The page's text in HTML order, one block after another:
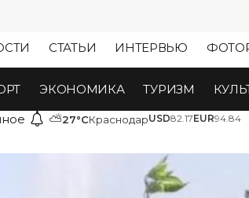
СТАТЬИ ИНТЕРВЬЮ
ЭКОНОМИКА ТУРИЗМ
⛅27°CКраснодарUSD82.17EUR94.84